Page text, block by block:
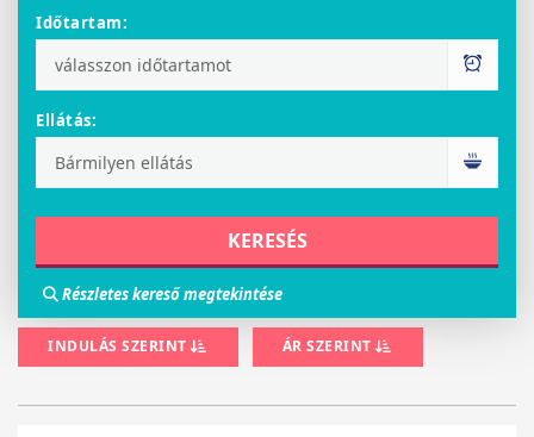
Időtartam:
Ellátás:
Részletes kereső megtekintése
INDULÁS SZERINT ÁR SZERINT